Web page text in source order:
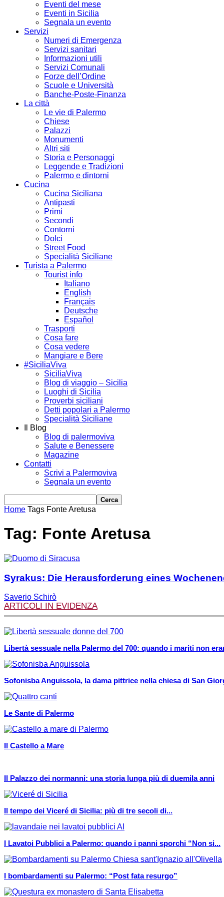
Eventi del mese
Eventi in Sicilia
Segnala un evento
Servizi
Numeri di Emergenza
Servizi sanitari
Informazioni utili
Servizi Comunali
Forze dell’Ordine
Scuole e Università
Banche-Poste-Finanza
La città
Le vie di Palermo
Chiese
Palazzi
Monumenti
Altri siti
Storia e Personaggi
Leggende e Tradizioni
Palermo e dintorni
Cucina
Cucina Siciliana
Antipasti
Primi
Secondi
Contorni
Dolci
Street Food
Specialità Siciliane
Turista a Palermo
Tourist info
Italiano
English
Français
Deutsche
Español
Trasporti
Cosa fare
Cosa vedere
Mangiare e Bere
#SiciliaViva
SiciliaViva
Blog di viaggio – Sicilia
Luoghi di Sicilia
Proverbi siciliani
Detti popolari a Palermo
Specialità Siciliane
Il Blog
Blog di palermoviva
Salute e Benessere
Magazine
Contatti
Scrivi a Palermoviva
Segnala un evento
Home Tags Fonte Aretusa
Tag: Fonte Aretusa
Syrakus: Die Herausforderung eines
Saverio Schirò
ARTICOLI IN EVIDENZA
Libertà sessuale nella Palermo del 700: quando i mariti non
Sofonisba Anguissola, la dama pittrice nella chiesa di San
Le Sante di Palermo
Il Castello a Mare
Il Palazzo dei normanni: una storia lunga più di duemila anni
Il tempo dei Viceré di Sicilia: più di tre secoli di...
I Lavatoi Pubblici a Palermo: quando i panni sporchi “Non si...
I bombardamenti su Palermo: “Post fata resurgo”